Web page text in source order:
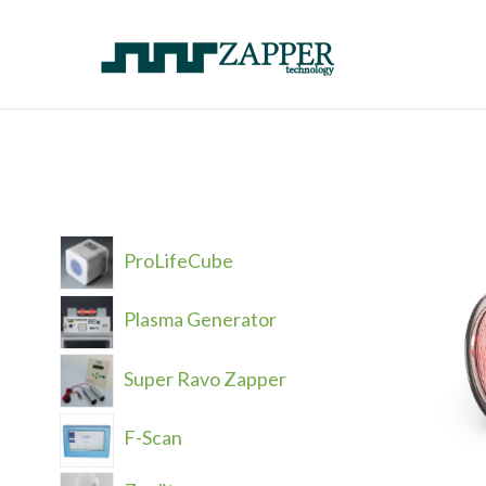
ProLifeCube
Plasma Generator
Super Ravo Zapper
F-Scan